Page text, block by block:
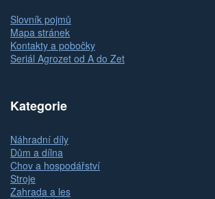
Slovník pojmů
Mapa stránek
Kontakty a pobočky
Seriál Agrozet od A do Zet
Kategorie
Náhradní díly
Dům a dílna
Chov a hospodářství
Stroje
Zahrada a les